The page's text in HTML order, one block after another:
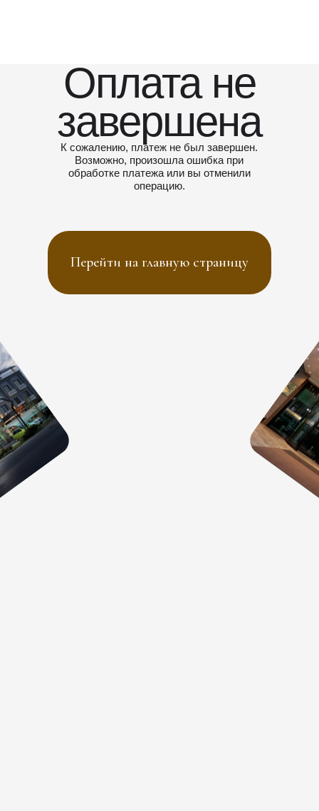
Оплата не
завершена
К сожалению, платеж не был завершен.
Возможно, произошла ошибка при
обработке платежа или вы отменили
операцию.
Перейти на главную страницу